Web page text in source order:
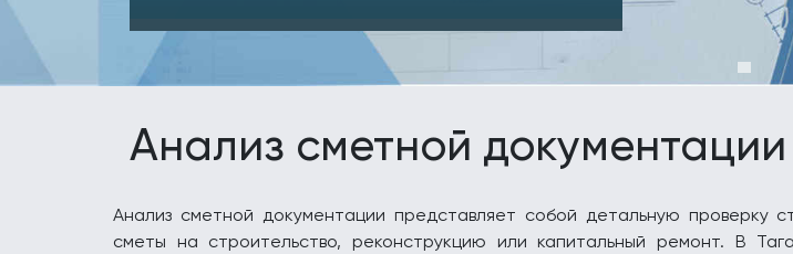
Анализ сметной документации
Анализ сметной документации представляет собой детальную проверку
сметы на строительство, реконструкцию или капитальный ремонт. В